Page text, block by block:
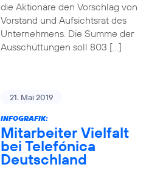
die Aktionäre den Vorschlag von
Vorstand und Aufsichtsrat des
Unternehmens. Die Summe der
Ausschüttungen soll 803 […]
21. Mai 2019
INFOGRAFIK:
Mitarbeiter Vielfalt
bei Telefónica
Deutschland